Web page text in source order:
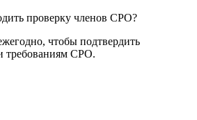
проверку членов СРО?
чтобы подтвердить
требованиям СРО.